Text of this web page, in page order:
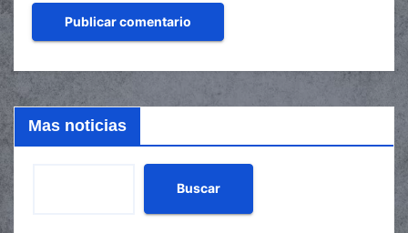
Mas noticias
Buscar